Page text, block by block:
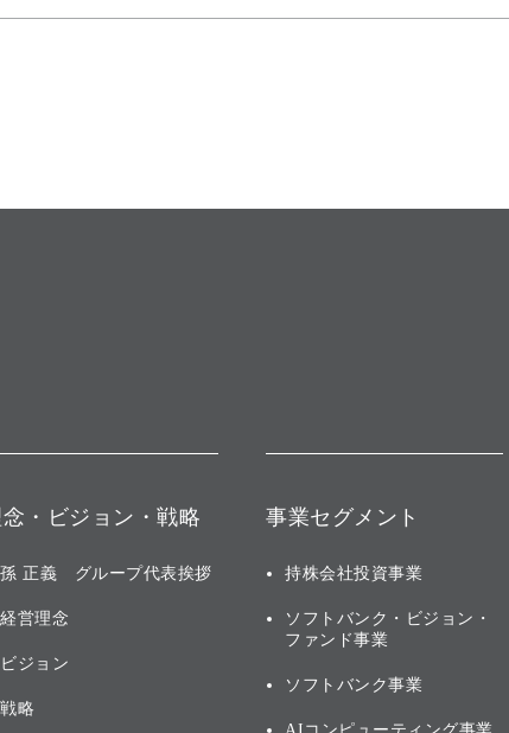
・ビジョン・戦略
孫 正義 グループ代表挨拶
経営理念
ビジョン
戦略
事業セグメント
持株会社投資事業
ソフトバンク・ビジョン・
ファンド事業
ソフトバンク事業